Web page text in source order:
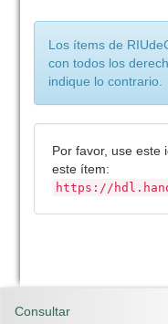
Los ítems de
con todos los
indique lo contrario.
Por favor, use este
este ítem:
https://
Consultar